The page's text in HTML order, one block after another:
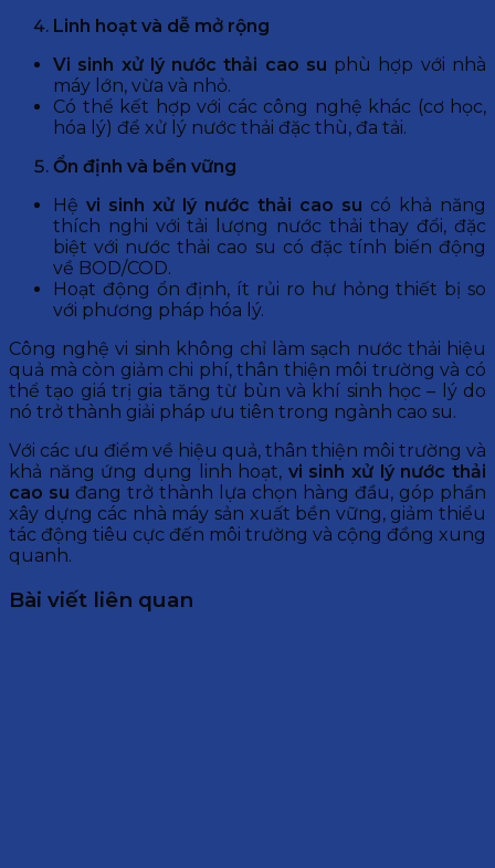
Linh hoạt và dễ mở rộng
Vi sinh xử lý nước thải cao su phù hợp với nhà
máy lớn, vừa và nhỏ.
Có thể kết hợp với các công nghệ khác (cơ học,
hóa lý) để xử lý nước thải đặc thù, đa tải.
Ổn định và bền vững
Hệ vi sinh xử lý nước thải cao su có khả năng
thích nghi với tải lượng nước thải thay đổi, đặc
biệt với nước thải cao su có đặc tính biến động
về BOD/COD.
Hoạt động ổn định, ít rủi ro hư hỏng thiết bị so
với phương pháp hóa lý.
Công nghệ vi sinh không chỉ làm sạch nước thải hiệu
quả mà còn giảm chi phí, thân thiện môi trường và có
thể tạo giá trị gia tăng từ bùn và khí sinh học – lý do
nó trở thành giải pháp ưu tiên trong ngành cao su.
Với các ưu điểm về hiệu quả, thân thiện môi trường và
khả năng ứng dụng linh hoạt, vi sinh xử lý nước thải
cao su đang trở thành lựa chọn hàng đầu, góp phần
xây dựng các nhà máy sản xuất bền vững, giảm thiểu
tác động tiêu cực đến môi trường và cộng đồng xung
quanh.
Bài viết liên quan